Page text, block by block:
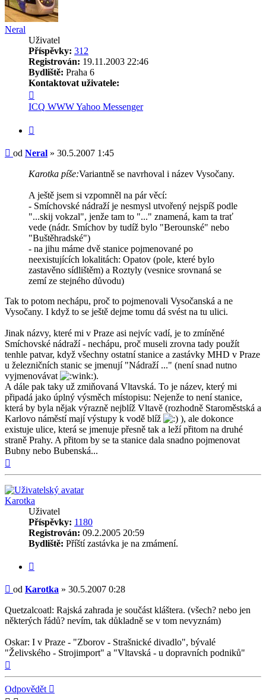
Neral
Uživatel
Příspěvky: 312
Registrován: 19.11.2003 22:46
Bydliště: Praha 6
Kontaktovat uživatele:
uživatele
Neral
ICQ WWWYahoo Messenger
Příspěvek
od Neral » 30.5.2007 1:45
Karotka píše:Variantně se navrhoval i název Vysočany.
A ještě jsem si vzpomněl na pár věcí:
- Smíchovské nádraží je nesmysl utvořený nejspíš podle
"...skij vokzal", jenže tam to "..." znamená, kam ta trať
vede (nádr. Smíchov by tudíž bylo "Berounské" nebo
"Buštěhradské")
- na jihu máme dvě stanice pojmenované po
neexistujících lokalitách: Opatov (pole, které bylo
zastavěno sídlištěm) a Roztyly (vesnice srovnaná se
zemí ze stejného důvodu)
Tak to potom nechápu, proč to pojmenovali Vysočanská a ne
Vysočany. I když to se ještě dejme tomu dá svést na tu ulici.
Jinak názvy, které mi v Praze asi nejvíc vadí, je to zmíněné
Smíchovské nádraží - nechápu, proč museli zrovna tady použít
tenhle patvar, když všechny ostatní stanice a zastávky MHD v Praze
u železničních stanic se jmenují "Nádraží ..." (není snad nutno
vyjmenovávat
).
A dále pak taky už zmiňovaná Vltavská. To je název, který mi
připadá jako úplný výsměch místopisu: Nejenže to není stanice,
která by byla nějak výrazně nejblíž Vltavě (rozhodně Staroměstská a
Karlovo náměstí mají výstupy k vodě blíž
), ale dokonce
existuje ulice, která se jmenuje přesně tak a leží přitom na druhé
straně Prahy. A přitom by se ta stanice dala snadno pojmenovat
Bubny nebo Bubenská...
Karotka
Uživatel
Příspěvky: 1180
Registrován: 09.2.2005 20:59
Bydliště: Příští zastávka je na zmámení.
Příspěvek
od Karotka » 30.5.2007 0:28
Quetzalcoatl: Rajská zahrada je součást kláštera. (všech? nebo jen
některých řádů? nevím, tak důkladně se v tom nevyznám)
Oskar: I v Praze - "Zborov - Strašnické divadlo", bývalé
"Želivského - Strojimport" a "Vltavská - u dopravních podniků"
Odpovědět